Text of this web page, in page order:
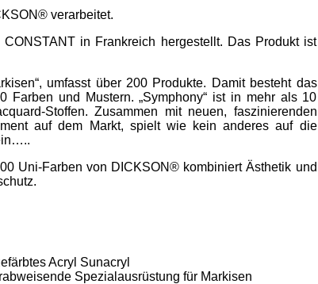
verarbeitet.
in Frankreich hergestellt. Das Produkt ist
umfasst über 200 Produkte. Damit besteht das
Farben und Mustern. „Symphony“ ist in mehr als 10
Stoffen. Zusammen mit neuen, faszinierenden
auf dem Markt, spielt wie kein anderes auf die
Uni-Farben von DICKSON® kombiniert Ästhetik und
Acryl Sunacryl
Spezialausrüstung für Markisen